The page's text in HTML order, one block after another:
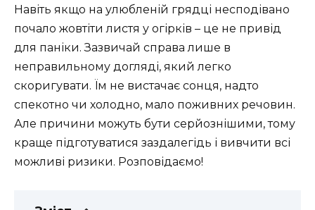
Навіть якщо на улюбленій грядці несподівано
почало жовтіти листя у огірків – це не привід
для паніки. Зазвичай справа лише в
неправильному догляді, який легко
скоригувати. Їм не вистачає сонця, надто
спекотно чи холодно, мало поживних речовин.
Але причини можуть бути серйознішими, тому
краще підготуватися заздалегідь і вивчити всі
можливі ризики. Розповідаємо!